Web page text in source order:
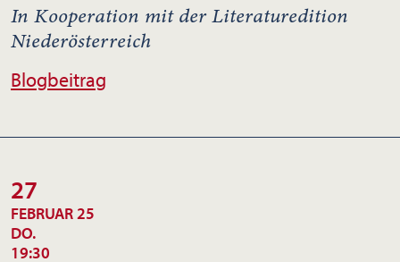
In Kooperation mit der Literaturedition
Niederösterreich
Blogbeitrag
27
FEBRUAR 25
DO.
19:30